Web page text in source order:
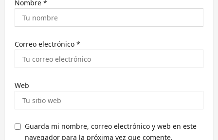
s
Nombre *
Correo electrónico *
Web
Guarda mi nombre, correo electrónico y web en este
navegador para la próxima vez que comente.